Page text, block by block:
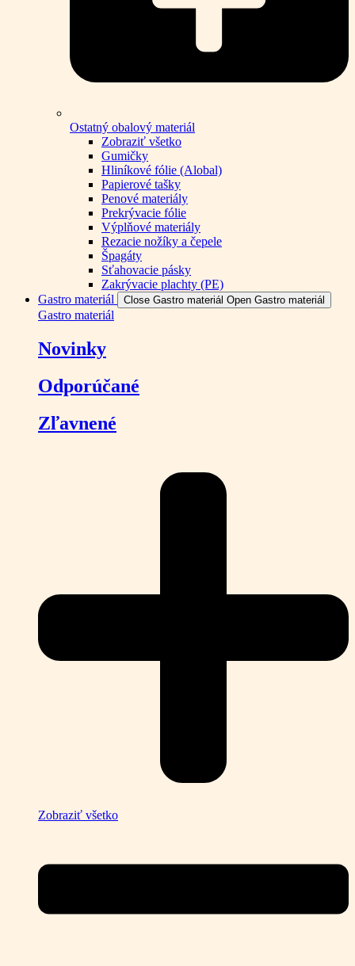
Ostatný obalový materiál
Zobraziť všetko
Gumičky
Hliníkové fólie (Alobal)
Papierové tašky
Penové materiály
Prekrývacie fólie
Výplňové materiály
Rezacie nožíky a čepele
Špagáty
Sťahovacie pásky
Zakrývacie plachty (PE)
Gastro materiál
Close Gastro materiál Open Gastro materiál
Gastro materiál
Novinky
Odporúčané
Zľavnené
Zobraziť všetko